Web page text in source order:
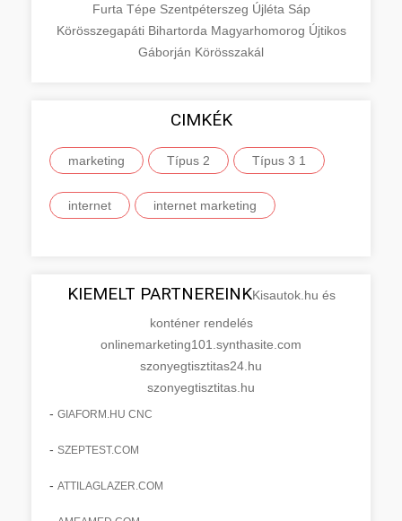
Furta Tépe Szentpéterszeg Újléta Sáp
Körösszegapáti Bihartorda Magyarhomorog Újtikos
Gáborján Körösszakál
CIMKÉK
marketing Típus 2 Típus 3 1
internet internet marketing
KIEMELT PARTNEREINKKisautok.hu és
konténer rendelés
onlinemarketing101.synthasite.com
szonyegtisztitas24.hu
szonyegtisztitas.hu
- GIAFORM.HU CNC
- SZEPTEST.COM
- ATTILAGLAZER.COM